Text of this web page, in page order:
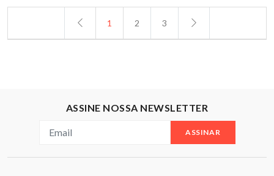
1 2 3
ASSINE NOSSA NEWSLETTER
ASSINAR